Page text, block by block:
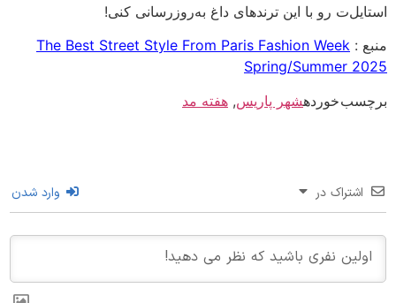
استایل‌ت رو با این ترندهای داغ به‌روزرسانی کنی!
منبع : The Best Street Style From Paris Fashion Week
Spring/Summer 2025
برچسب خوردهشهر پاریس, هفته مد
اشتراک در وارد شدن